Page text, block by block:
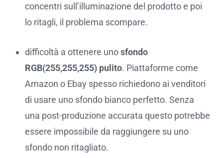
concentri sull’illuminazione del prodotto e poi
lo ritagli, il problema scompare.
difficoltà a ottenere unosfondo
RGB(255,255,255) pulito. Piattaforme come
Amazon o Ebay spesso richiedono ai venditori
di usare uno sfondo bianco perfetto. Senza
una post-produzione accurata questo potrebbe
essere impossibile da raggiungere su uno
sfondo non ritagliato.